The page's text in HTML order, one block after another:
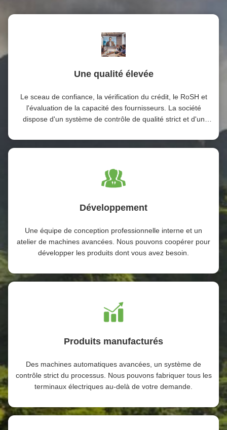
Une qualité élevée
Le sceau de confiance, la vérification du crédit, le RoSH et
l'évaluation de la capacité des fournisseurs. La société
dispose d'un système de contrôle de qualité strict et d'un
Développement
Une équipe de conception professionnelle interne et un
atelier de machines avancées. Nous pouvons coopérer pour
développer les produits dont vous avez besoin.
Produits manufacturés
Des machines automatiques avancées, un système de
contrôle strict du processus. Nous pouvons fabriquer tous les
terminaux électriques au-delà de votre demande.